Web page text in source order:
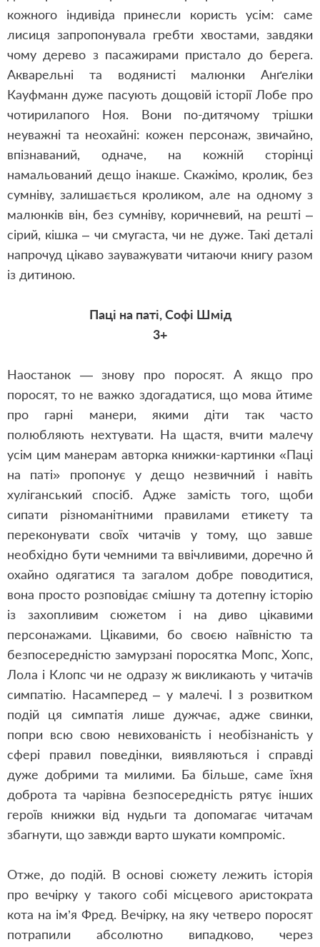
кожного індивіда принесли користь усім: саме
лисиця запропонувала гребти хвостами, завдяки
чому дерево з пасажирами пристало до берега.
Акварельні та водянисті малюнки Анґеліки
Кауфманн дуже пасують дощовій історії Лобе про
чотирилапого Ноя. Вони по-дитячому трішки
неуважні та неохайні: кожен персонаж, звичайно,
впізнаваний, одначе, на кожній сторінці
намальований дещо інакше. Скажімо, кролик, без
сумніву, залишається кроликом, але на одному з
малюнків він, без сумніву, коричневий, на решті –
сірий, кішка – чи смугаста, чи не дуже. Такі деталі
напрочуд цікаво зауважувати читаючи книгу разом
із дитиною.
Паці на паті, Софі Шмід
3+
Наостанок — знову про поросят. А якщо про
поросят, то не важко здогадатися, що мова йтиме
про гарні манери, якими діти так часто
полюбляють нехтувати. На щастя, вчити малечу
усім цим манерам авторка книжки-картинки «Паці
на паті» пропонує у дещо незвичний і навіть
хуліганський спосіб. Адже замість того, щоби
сипати різноманітними правилами етикету та
переконувати своїх читачів у тому, що завше
необхідно бути чемними та ввічливими, доречно й
охайно одягатися та загалом добре поводитися,
вона просто розповідає смішну та дотепну історію
із захопливим сюжетом і на диво цікавими
персонажами. Цікавими, бо своєю наївністю та
безпосередністю замурзані поросятка Мопс, Хопс,
Лола і Клопс чи не одразу ж викликають у читачів
симпатію. Насамперед – у малечі. І з розвитком
подій ця симпатія лише дужчає, адже свинки,
попри всю свою невихованість і необізнаність у
сфері правил поведінки, виявляються і справді
дуже добрими та милими. Ба більше, саме їхня
доброта та чарівна безпосередність рятує інших
героїв книжки від нудьги та допомагає читачам
збагнути, що завжди варто шукати компроміс.
Отже, до подій. В основі сюжету лежить історія
про вечірку у такого собі місцевого аристократа
кота на ім’я Фред. Вечірку, на яку четверо поросят
потрапили абсолютно випадково, через